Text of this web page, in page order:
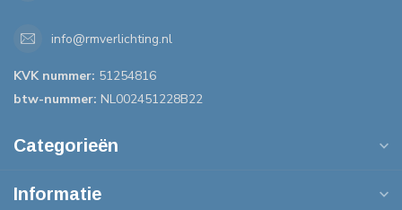
info@rmverlichting.nl
KVK nummer: 51254816
btw-nummer: NL002451228B22
Categorieën
Informatie